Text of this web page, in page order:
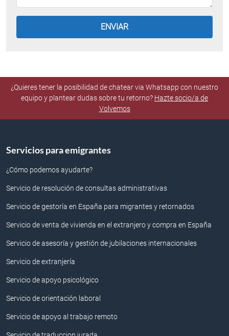
¿Quieres tener la posibilidad de chatear via Whatsapp con nuestro
equipo y plantear dudas sobre tu retorno? Hazte socio/a de
Volvemos
Servicios para emigrantes
¿Cómo podemos ayudarte?
Servicio de resolución de consultas administrativas
Servicio de gestoría en España para migrantes y retornados
Servicio de venta de vivienda en el extranjero y compra en España
Servicio de asesoría y gestión de jubilaciones internacionales
Servicio de extranjería
Servicio de apoyo psicológico
Servicio de orientación laboral
Servicio de apoyo al trabajo remoto